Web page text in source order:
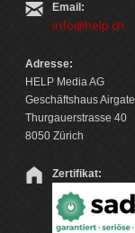
Email:
info@help.ch
Adresse:
HELP Media AG
Geschäftshaus Airgate
Thurgauerstrasse 40
8050 Zürich
Zertifikat: